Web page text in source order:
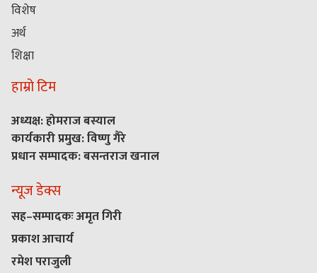
विशेष
अर्थ
शिक्षा
हाम्रो टिम
अध्यक्ष: होमराज बस्याल
कार्यकारी प्रमुख: विष्णु गैरे
प्रधान सम्पादक: बसन्तराज खनाल
न्यूज डेक्स
सह–सम्पादकः अमृत गिरी
प्रकाश आचार्य
रमेश पराजुली